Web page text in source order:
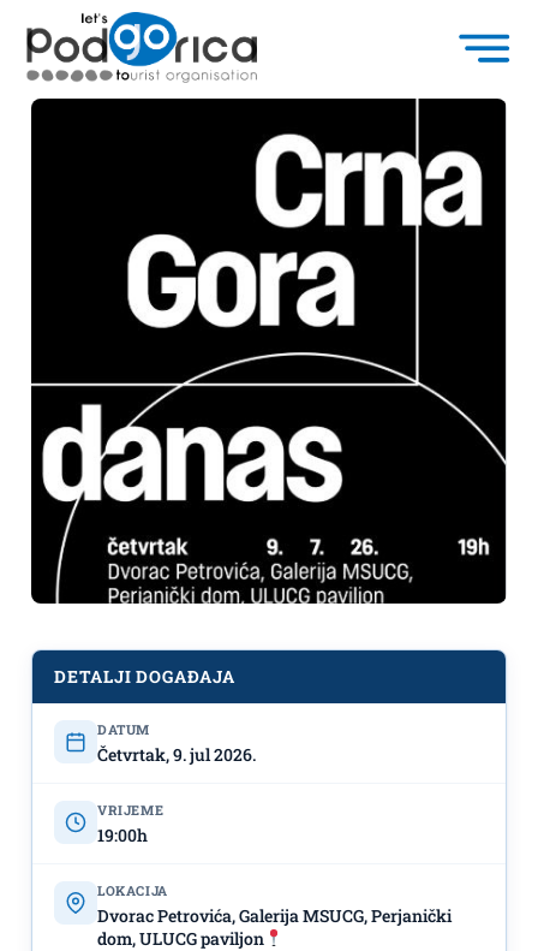
Otvaranje drugog izdanja projekta
„Crna Gora danas“ - 9.jul u 19h
Dvorac Petrovića, Galerija MSUCG,
Perjanički dom, ULUCG paviljon
DETALJI DOGAĐAJA
DATUM
Četvrtak, 9. jul 2026.
VRIJEME
19:00h
LOKACIJA
Dvorac Petrovića, Galerija MSUCG, Perjanički
dom, ULUCG paviljon